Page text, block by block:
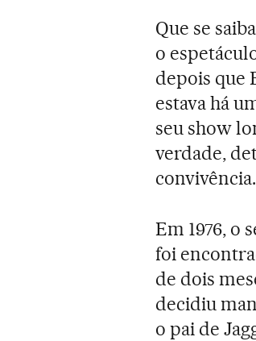
Que se
o
depois que
estava há
seu show
verdade,
convivência.
Em 1976, o
foi
de dois
decidiu
o pai de